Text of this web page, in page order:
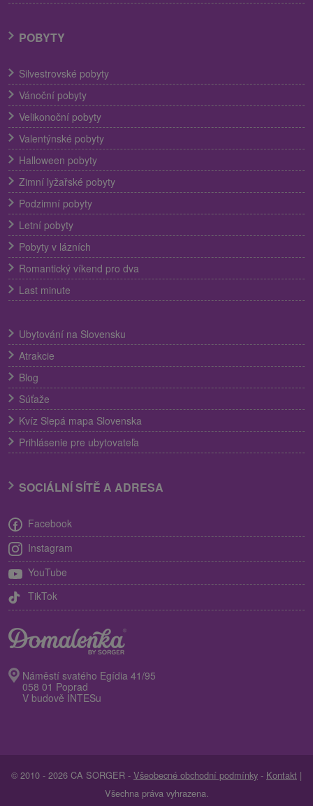
POBYTY
Silvestrovské pobyty
Vánoční pobyty
Velikonoční pobyty
Valentýnské pobyty
Halloween pobyty
Zimní lyžařské pobyty
Podzimní pobyty
Letní pobyty
Pobyty v lázních
Romantický víkend pro dva
Last minute
Ubytování na Slovensku
Atrakcie
Blog
Súťaže
Kvíz Slepá mapa Slovenska
Prihlásenie pre ubytovateľa
SOCIÁLNÍ SÍTĚ A ADRESA
Facebook
Instagram
YouTube
TikTok
Náměstí svatého Egídia 41/95
058 01 Poprad
V budově INTESu
© 2010 - 2026 CA SORGER - Všeobecné obchodní podmínky - Kontakt |
Všechna práva vyhrazena.